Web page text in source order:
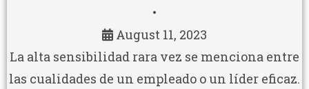
•
August 11, 2023
La alta sensibilidad rara vez se menciona entre
las cualidades de un empleado o un líder eficaz.